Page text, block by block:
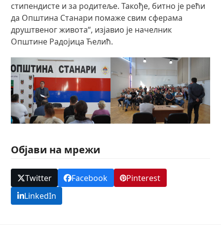
стипендисте и за родитеље. Такође, битно је рећи
да Општина Станари помаже свим сферама
друштвеног живота“, изјавио је начелник
Општине Радојица Ћелић.
Објави на мрежи
Twitter Facebook
Pinterest
LinkedIn